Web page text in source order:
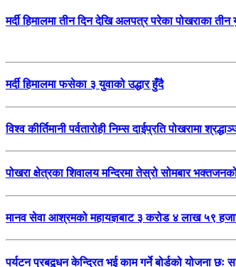
मर्दी हिमालमा तीन दिन देखि अलपत्र परेका पोखराका
मर्दी हिमालमा फसेका ३ युवाको उद्धार हुँदै
विश्व कीर्तिमानी पर्वतारोही निम्स दाईप्रति पोखरामा
पोखरा क्षेत्रका शिवालय मन्दिरमा तेस्रो सोमबार
मानव सेवा आश्रमको महायज्ञबाट ३ करोड ४ लाख ५९
पर्यटन प्रबद्र्धन केन्द्रित भई काम गर्ने बोर्डको योजना